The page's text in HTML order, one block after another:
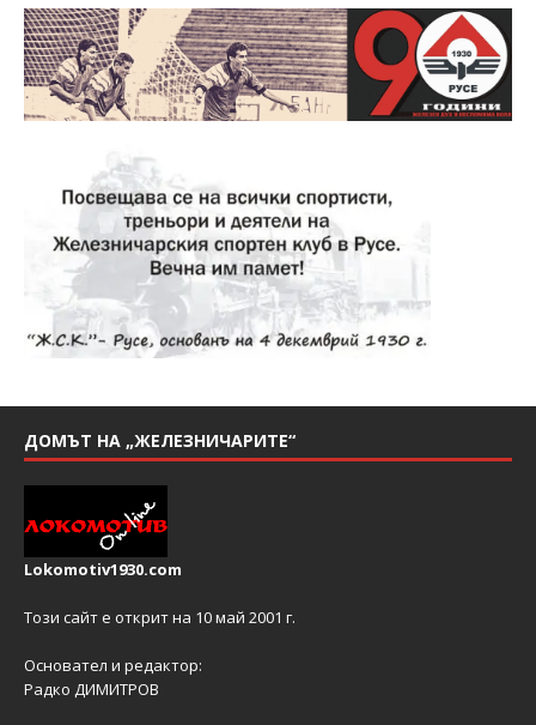
ДОМЪТ НА „ЖЕЛЕЗНИЧАРИТЕ“
Lokomotiv1930.com
Този сайт е открит на 10 май 2001 г.
Основател и редактор:
Радко ДИМИТРОВ